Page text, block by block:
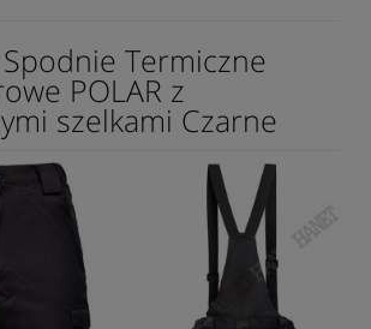
Termiczne
POLAR z
szelkami Czarne